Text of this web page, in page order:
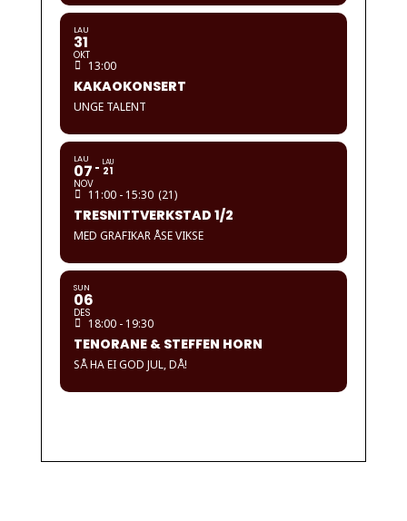
LAU
31
OKT
13:00
KAKAOKONSERT
UNGE TALENT
LAU
07
NOV
LAU
21
11:00 - 15:30 (21)
TRESNITTVERKSTAD 1/2
MED GRAFIKAR ÅSE VIKSE
SUN
06
DES
18:00 - 19:30
TENORANE & STEFFEN HORN
SÅ HA EI GOD JUL, DÅ!